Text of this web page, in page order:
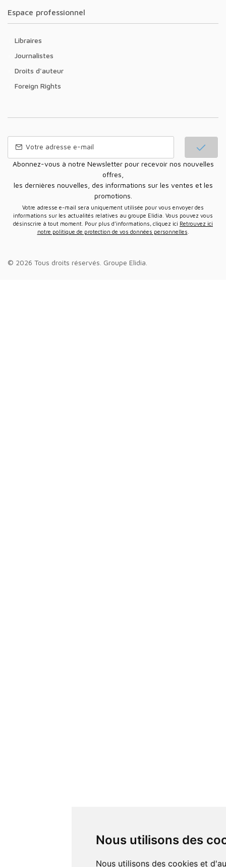
Nous utilisons des
Nous utilisons des cookies et d'autres technologies de suivi
Espace professionnel
Libraires
Journalistes
Droits d'auteur
Foreign Rights
Abonnez-vous à notre Newsletter pour recevoir nos nouvelles
offres,
les dernières nouvelles, des informations sur les ventes et les
promotions.
Votre adresse e-mail sera uniquement utilisée pour vous envoyer des
informations sur les actualités relatives au groupe Elidia. Vous pouvez vous
désinscrire à tout moment. Pour plus d’informations, cliquez ici Retrouvez ici
notre politique de protection de vos données personnelles
© 2026 Tous droits réservés. Groupe Elidia